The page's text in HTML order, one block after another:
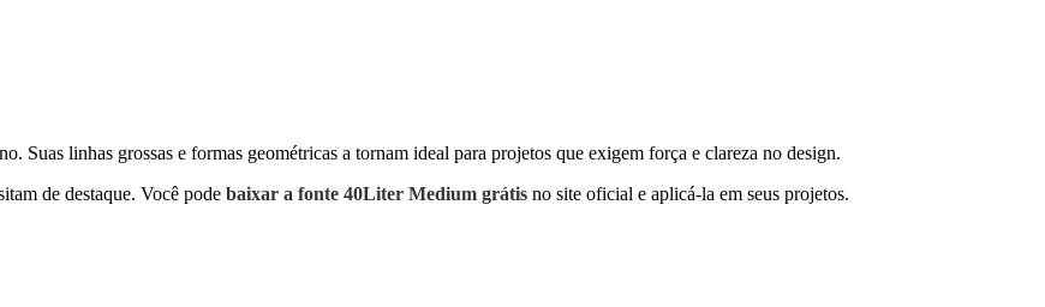
Suas linhas grossas e formas geométricas a tornam ideal para projetos que exigem força e clareza no design.
de destaque. Você pode baixar a fonte 40Liter Medium grátis no site oficial e aplicá-la em seus projetos.